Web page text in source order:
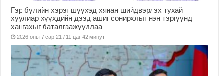
Гэр бүлийн хэрэг шүүхэд хянан шийдвэрлэх тухай
хуулиар хүүхдийн дээд ашиг сонирхлыг нэн тэргүүнд
хангахыг баталгаажууллаа
2026 оны 7 сар 21 / 11 цаг 42 минут